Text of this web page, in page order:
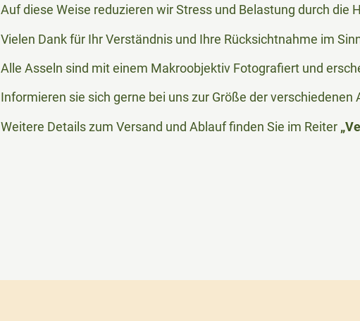
Auf diese Weise reduzieren wir Stress und Belastung durch die
Vielen Dank für Ihr Verständnis und Ihre Rücksichtnahme im
Alle Asseln sind mit einem Makroobjektiv Fotografiert und
Informieren sie sich gerne bei uns zur Größe der verschiedenen
Weitere Details zum Versand und Ablauf finden Sie im Reiter